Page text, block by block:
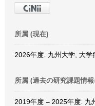
所属 (現在)
2026年度: 九州大学, 大学
所属 (過去の研究課題情
2019年度 – 2025年度: 九